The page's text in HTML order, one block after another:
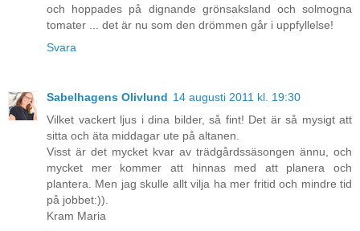
och hoppades på dignande grönsaksland och solmogna
tomater ... det är nu som den drömmen går i uppfyllelse!
Svara
Sabelhagens Olivlund 14 augusti 2011 kl. 19:30
Vilket vackert ljus i dina bilder, så fint! Det är så mysigt att
sitta och äta middagar ute på altanen.
Visst är det mycket kvar av trädgårdssäsongen ännu, och
mycket mer kommer att hinnas med att planera och
plantera. Men jag skulle allt vilja ha mer fritid och mindre tid
på jobbet:)).
Kram Maria